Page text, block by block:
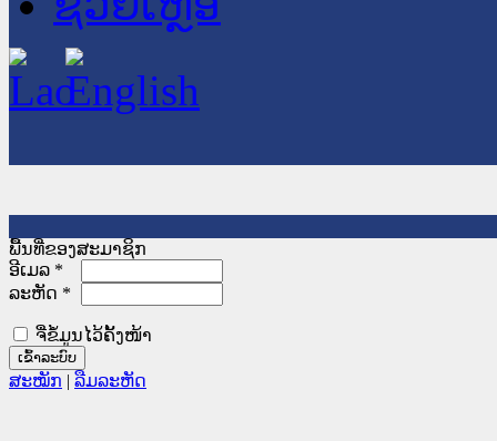
ພື້ນທີ່ຂອງສະມາຊິກ
ອີເມລ *
ລະຫັດ *
ຈື່ຂໍ້ມູນໄວ້ຄັ້ງໜ້າ
ສະໝັກ | ລືມລະຫັດ